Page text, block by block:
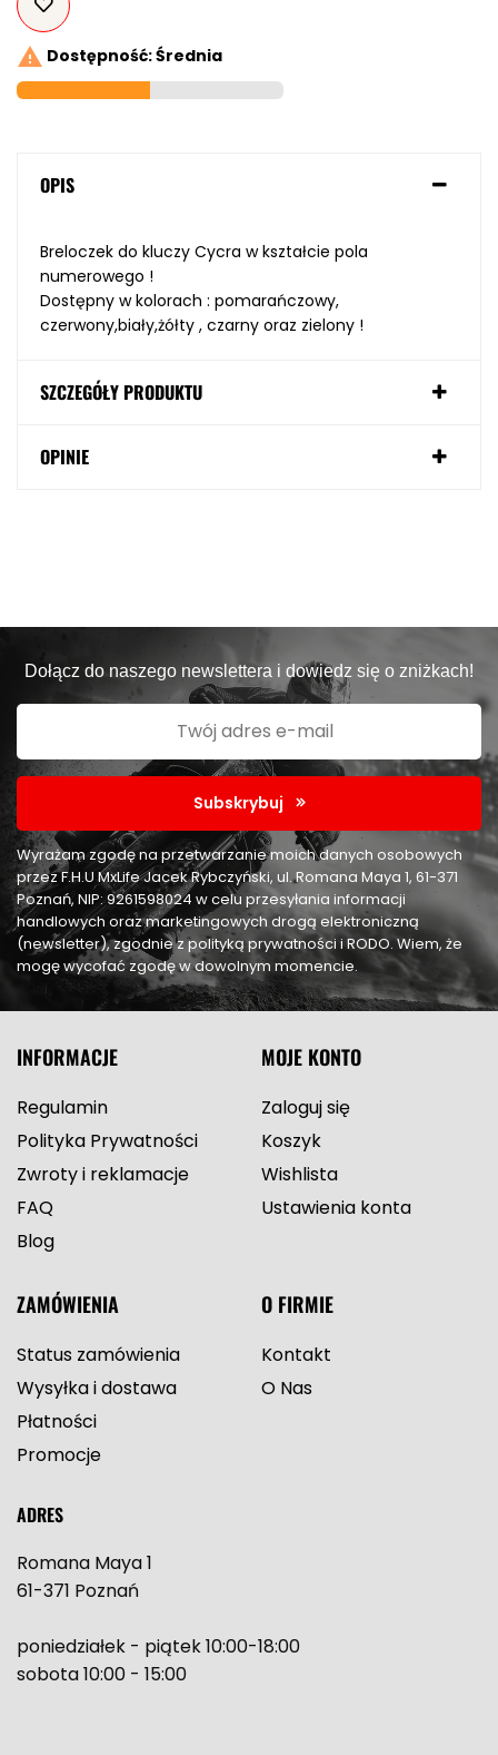
 Dostępność: Średnia
OPIS
Breloczek do kluczy Cycra w kształcie pola
numerowego !
Dostępny w kolorach : pomarańczowy,
czerwony,biały,żółty , czarny oraz zielony !
SZCZEGÓŁY PRODUKTU
OPINIE
Dołącz do naszego newslettera i dowiedz się o zniżkach!
Subskrybuj
Wyrażam zgodę na przetwarzanie moich danych osobowych
przez F.H.U MxLife Jacek Rybczyński, ul. Romana Maya 1, 61-371
Poznań, NIP: 9261598024 w celu przesyłania informacji
handlowych oraz marketingowych drogą elektroniczną
(newsletter), zgodnie z polityką prywatności i RODO. Wiem, że
mogę wycofać zgodę w dowolnym momencie.
INFORMACJE
Regulamin
Polityka Prywatności
Zwroty i reklamacje
FAQ
Blog
MOJE KONTO
Zaloguj się
Koszyk
Wishlista
Ustawienia konta
ZAMÓWIENIA
Status zamówienia
Wysyłka i dostawa
Płatności
Promocje
O FIRMIE
Kontakt
O Nas
ADRES
Romana Maya 1
61-371 Poznań
poniedziałek - piątek 10:00-18:00
sobota 10:00 - 15:00